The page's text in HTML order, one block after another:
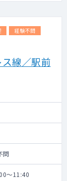
経験不問
ス線／駅前
問
～11:40